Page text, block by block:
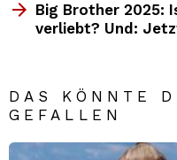
Big Brother 2025:
verliebt? Und:
DAS KÖNNTE
GEFALLEN